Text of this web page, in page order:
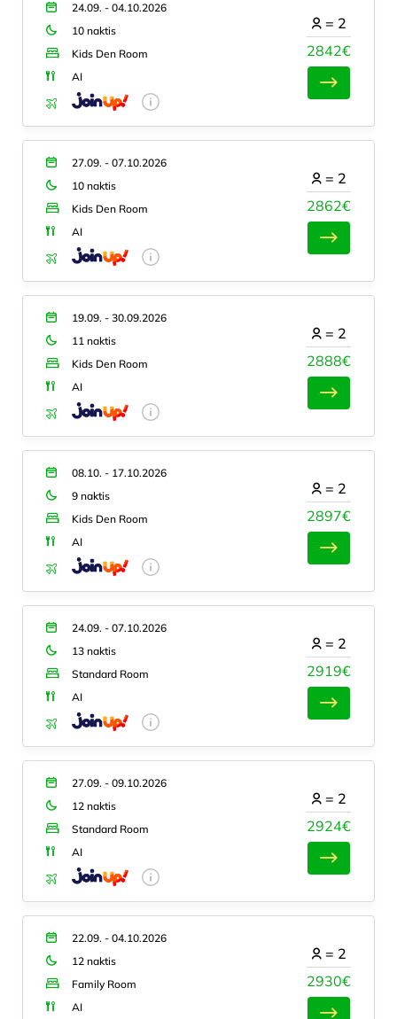
24.09. - 04.10.2026
10 naktis
Kids Den Room
AI
2842€
= 2
27.09. - 07.10.2026
10 naktis
Kids Den Room
AI
2862€
= 2
19.09. - 30.09.2026
11 naktis
Kids Den Room
AI
2888€
= 2
08.10. - 17.10.2026
9 naktis
Kids Den Room
AI
2897€
= 2
24.09. - 07.10.2026
13 naktis
Standard Room
AI
2919€
= 2
27.09. - 09.10.2026
12 naktis
Standard Room
AI
2924€
= 2
22.09. - 04.10.2026
12 naktis
Family Room
AI
2930€
= 2